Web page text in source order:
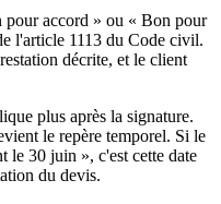
accord » ou « Bon pour
l'article 1113 du Code civil.
décrite, et le client
plus après la signature.
le repère temporel. Si le
le 30 juin », c'est cette date
du devis.